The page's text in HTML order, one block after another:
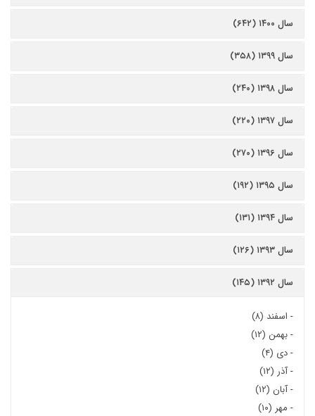
سال ۱۴۰۰ (۶۴۲)
سال ۱۳۹۹ (۳۵۸)
سال ۱۳۹۸ (۲۴۰)
سال ۱۳۹۷ (۲۲۰)
سال ۱۳۹۶ (۲۷۰)
سال ۱۳۹۵ (۱۹۲)
سال ۱۳۹۴ (۱۳۱)
سال ۱۳۹۳ (۱۲۶)
سال ۱۳۹۲ (۱۴۵)
- اسفند (۸)
-بهمن (۱۲)
-دی (۴)
-آذر (۱۲)
-آبان (۱۲)
- مهر (۱۰)